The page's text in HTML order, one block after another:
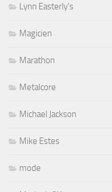
Lynn Easterly's
Magicien
Marathon
Metalcore
Michael Jackson
Mike Estes
mode